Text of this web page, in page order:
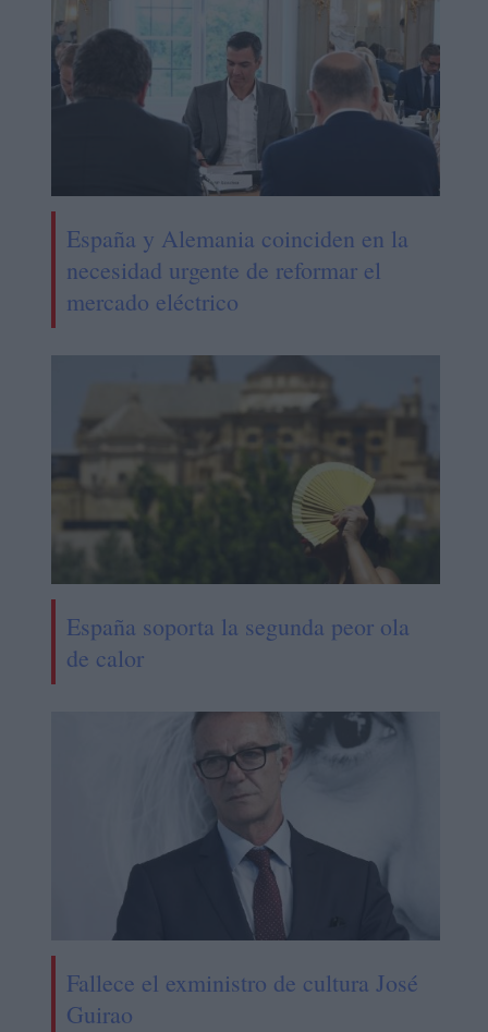
España y Alemania coinciden en la
necesidad urgente de reformar el
mercado eléctrico
España soporta la segunda peor ola
de calor
Fallece el exministro de cultura José
Guirao